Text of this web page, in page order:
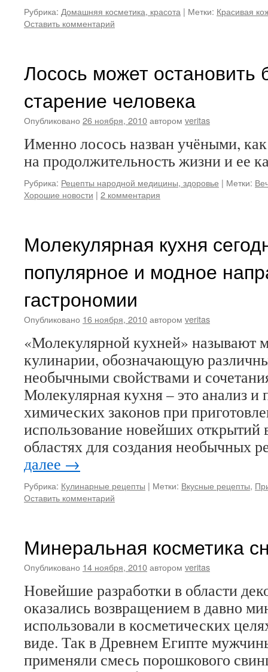
Рубрика: Домашняя косметика, красота | Метки: Красивая
Оставить комментарий
Лосось может остановить
старение человека
Опубликовано 26 ноября, 2010автором veritas
Именно лосось назван учёными,
на продолжительность жизни и ее
Рубрика: Рецепты народной медицины, здоровье | Метки:
Хорошие новости | 2 комментария
Молекулярная кухня
популярное и модное
гастрономии
Опубликовано 16 ноября, 2010автором veritas
«Молекулярной кухней» называют
кулинарии, обозначающую
необычными свойствами и
Молекулярная кухня – это анализ
химических законов при
использование новейших открытий
областях для создания необычных
далее →
Рубрика: Кулинарные рецепты | Метки: Вкусные рецепты,
Оставить комментарий
Минеральная косметика
Опубликовано 14 ноября, 2010автором veritas
Новейшие разработки в области
оказались возвращением в давно
использовали в косметических
виде. Так в Древнем Египте
применяли смесь порошкового